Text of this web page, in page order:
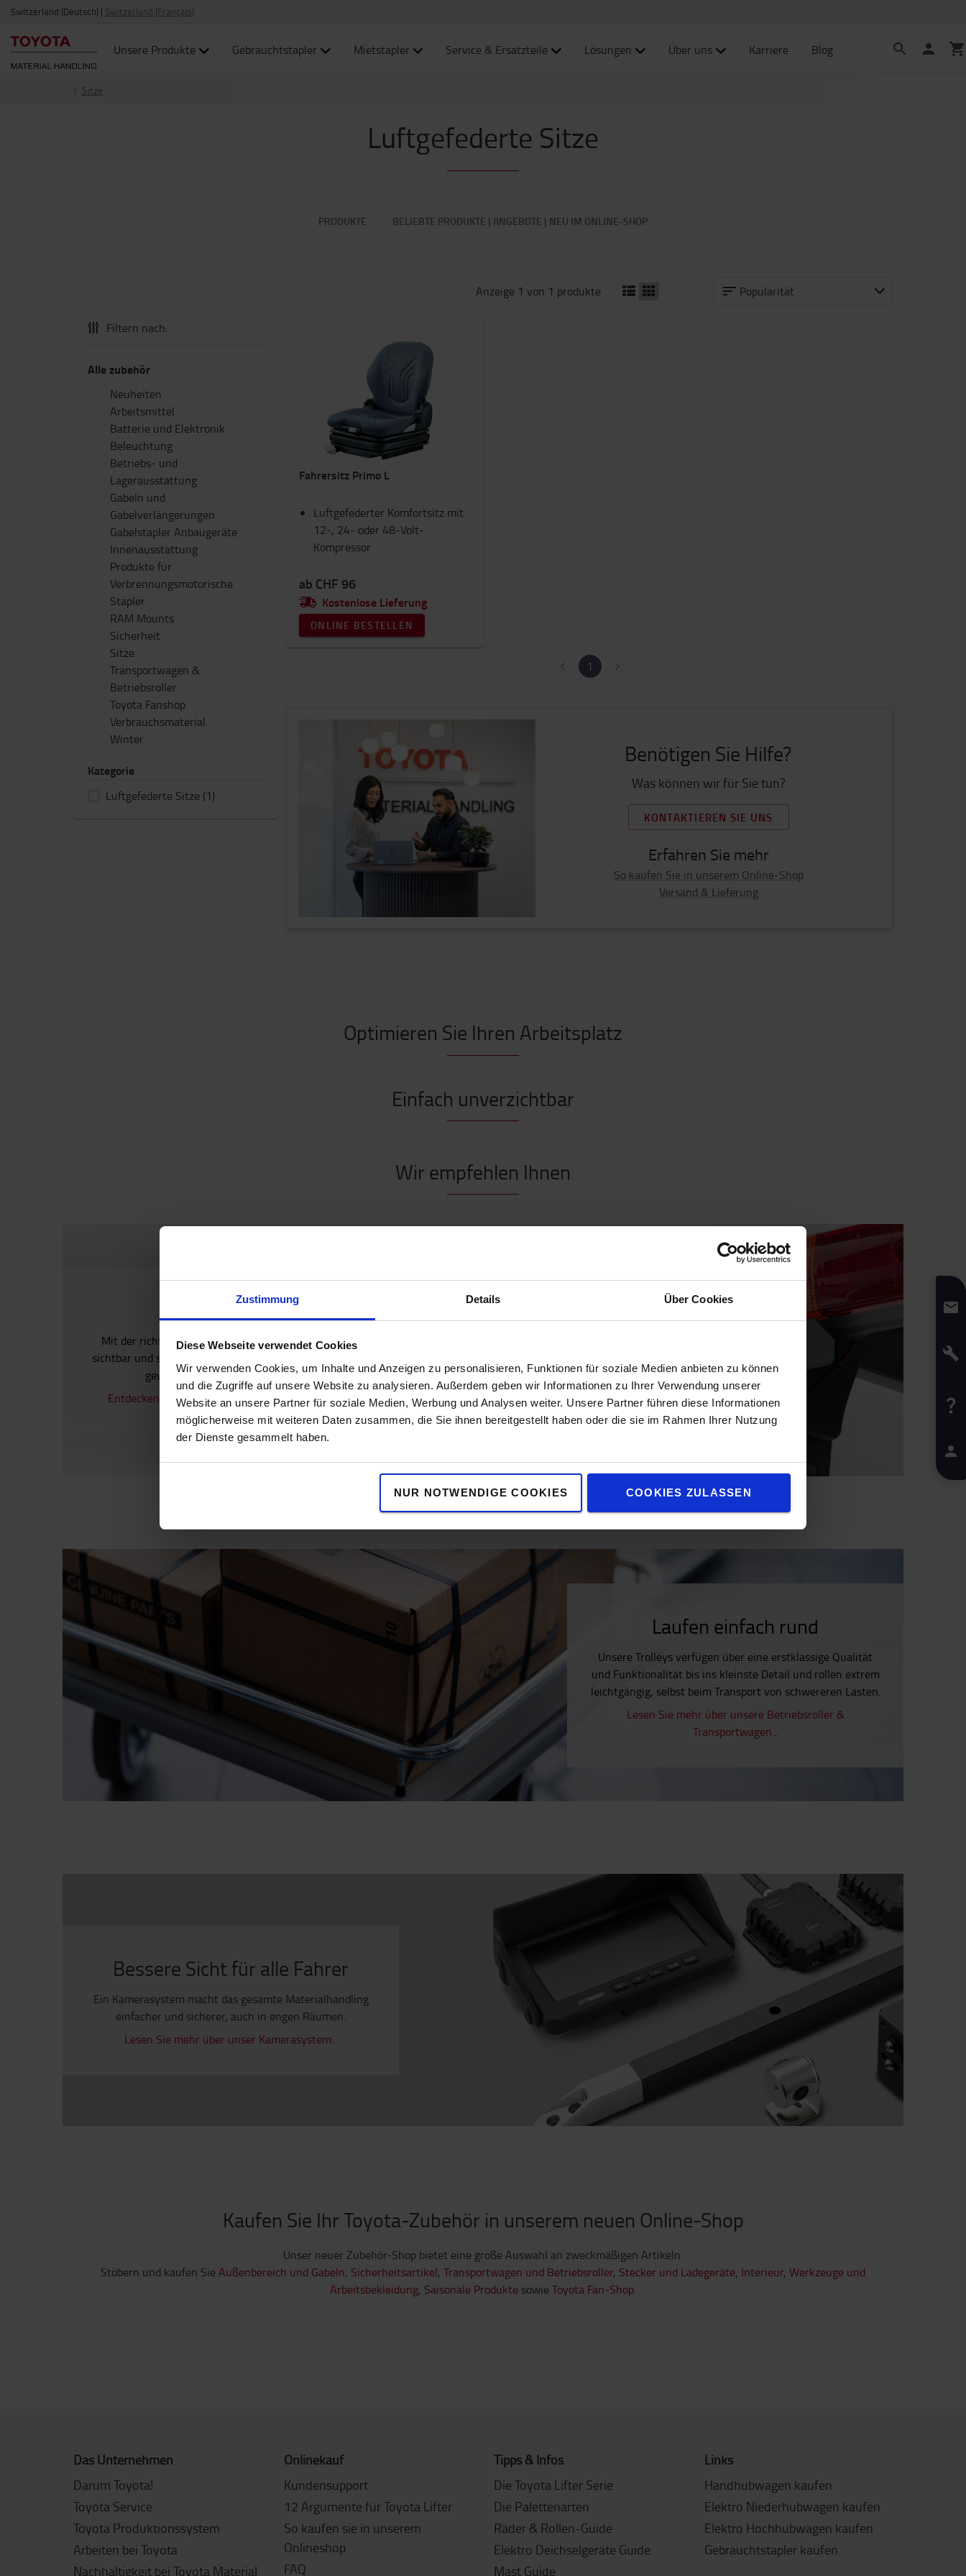
Zustimmung Details Über Cookies
Diese Webseite verwendet Cookies
Wir verwenden Cookies, um Inhalte und Anzeigen zu personalisieren, Funktionen für soziale Medien anbieten zu können
und die Zugriffe auf unsere Website zu analysieren. Außerdem geben wir Informationen zu Ihrer Verwendung unserer
Website an unsere Partner für soziale Medien, Werbung und Analysen weiter. Unsere Partner führen diese Informationen
möglicherweise mit weiteren Daten zusammen, die Sie ihnen bereitgestellt haben oder die sie im Rahmen Ihrer Nutzung
der Dienste gesammelt haben.
NUR NOTWENDIGE COOKIES COOKIES ZULASSEN
Switzerland (Deutsch) | Switzerland (Français)
Unsere Produkte Gebrauchtstapler Mietstapler Service & Ersatzteile Lösungen Über uns Karriere Blog
Sitze
Luftgefederte Sitze
PRODUKTE BELIEBTE PRODUKTE | ANGEBOTE | NEU IM ONLINE-SHOP
Filtern nach:
Alle zubehör
Neuheiten
Arbeitsmittel
Batterie und Elektronik
Beleuchtung
Betriebs- und
Lagerausstattung
Gabeln und
Gabelverlängerungen
Gabelstapler Anbaugeräte
Innenausstattung
Produkte für
Verbrennungsmotorische
Stapler
RAM Mounts
Sicherheit
Sitze
Transportwagen &
Betriebsroller
Toyota Fanshop
Verbrauchsmaterial
Winter
Kategorie
Luftgefederte Sitze (1)
Anzeige 1 von 1 produkte Popularität
Fahrersitz Primo L
Luftgefederter Komfortsitz mit
12-, 24- oder 48-Volt-
Kompressor
ab CHF 96
Kostenlose Lieferung
ONLINE BESTELLEN
1
Benötigen Sie Hilfe?
Was können wir für Sie tun?
KONTAKTIEREN SIE UNS
Erfahren Sie mehr
So kaufen Sie in unserem Online-Shop
Versand & Lieferung
Optimieren Sie Ihren Arbeitsplatz
Einfach unverzichtbar
Wir empfehlen Ihnen
Drehen Sie auf!
Mit der richtigen Beleuchtung bleibt Ihr Gerät immer
sichtbar und sicher unterwegs. Wählen Sie die von Ihnen
gewünschte Lichtstärke und Farbe.
Entdecken Sie unsere Auswahl an Lichstsystemen
Laufen einfach rund
Unsere Trolleys verfügen über eine erstklassige Qualität
und Funktionalität bis ins kleinste Detail und rollen extrem
leichtgängig, selbst beim Transport von schwereren Lasten.
Lesen Sie mehr über unsere Betriebsroller &
Transportwagen...
Bessere Sicht für alle Fahrer
Ein Kamerasystem macht das gesamte Materialhandling
einfacher und sicherer, auch in engen Räumen.
Lesen Sie mehr über unser Kamerasystem...
Kaufen Sie Ihr Toyota-Zubehör in unserem neuen Online-Shop
Unser neuer Zubehör-Shop bietet eine große Auswahl an zweckmäßigen Artikeln.
Stöbern und kaufen Sie Außenbereich und Gabeln, Sicherheitsartikel, Transportwagen und Betriebsroller, Stecker und Ladegeräte, Interieur, Werkzeuge und
Arbeitsbekleidung, Saisonale Produkte sowie Toyota Fan-Shop.
Das Unternehmen
Darum Toyota!
Toyota Service
Toyota Produktionssystem
Arbeiten bei Toyota
Nachhaltigkeit bei Toyota Material
Onlinekauf
Kundensupport
12 Argumente für Toyota Lifter
So kaufen sie in unserem
Onlineshop
FAQ
Tipps & Infos
Die Toyota Lifter Serie
Die Palettenarten
Räder & Rollen-Guide
Elektro Deichselgeräte Guide
Mast Guide
Links
Handhubwagen kaufen
Elektro Niederhubwagen kaufen
Elektro Hochhubwagen kaufen
Gebrauchtstapler kaufen